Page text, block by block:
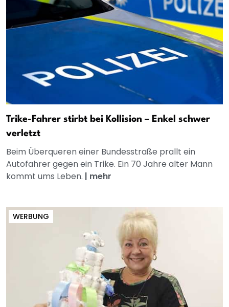
Trike-Fahrer stirbt bei Kollision – Enkel schwer
verletzt
Beim Überqueren einer Bundesstraße prallt ein
Autofahrer gegen ein Trike. Ein 70 Jahre alter Mann
kommt ums Leben. | mehr
WERBUNG